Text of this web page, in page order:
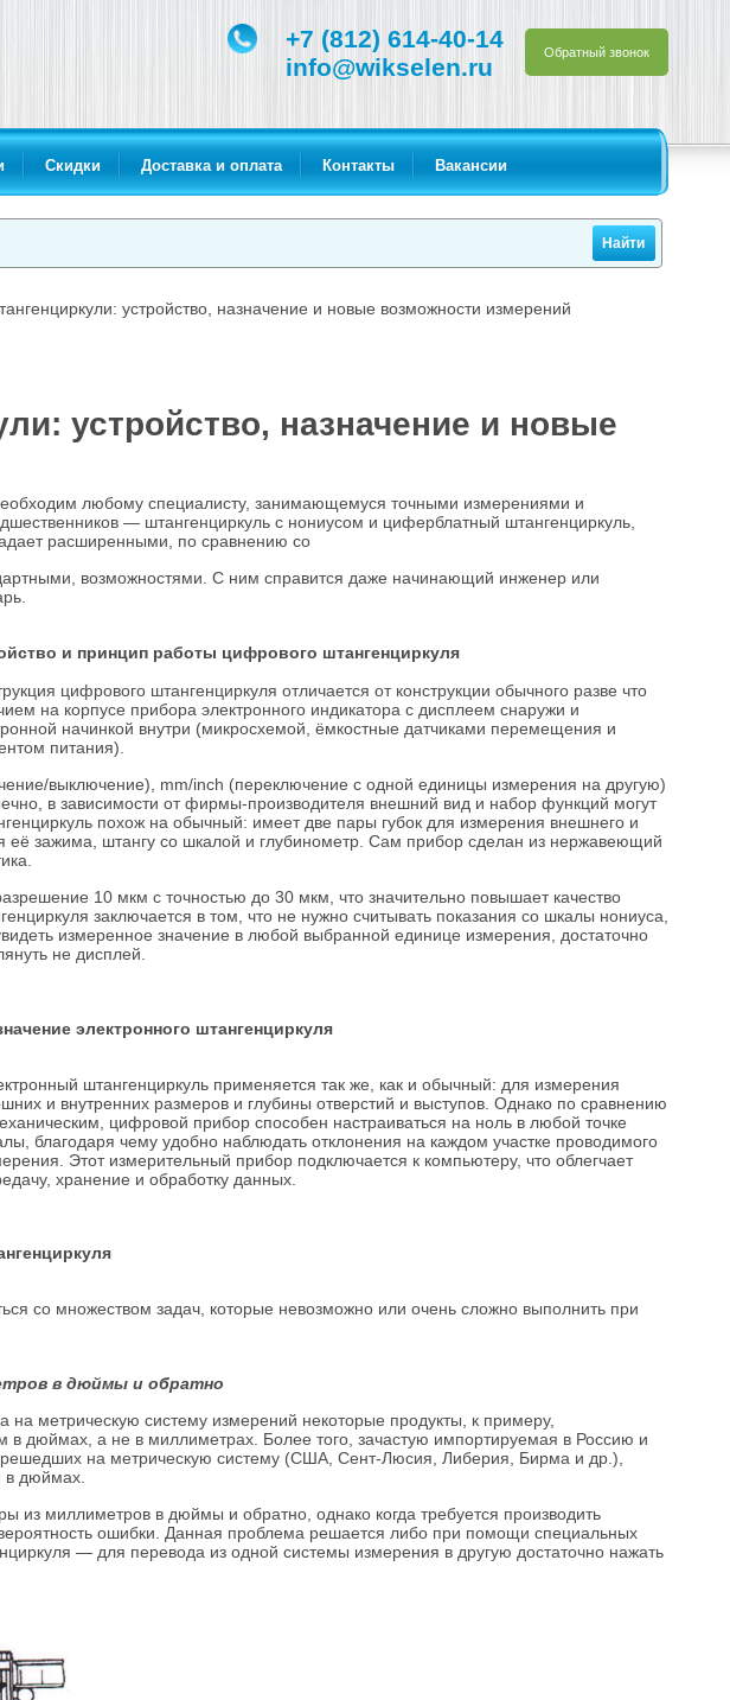
+7 (812) 614-40-14
info@wikselen.ru
Обратный звонок
Скидки Доставка и оплата Контакты Вакансии
устройство, назначение и новые возможности измерений
устройство, назначение и новые
любому специалисту, занимающемуся точными измерениями и
— штангенциркуль с нониусом и циферблатный штангенциркуль,
расширенными, по сравнению со
возможностями. С ним справится даже начинающий инженер или
и принцип работы цифрового штангенциркуля
цифрового штангенциркуля отличается от конструкции обычного разве что
на корпусе прибора электронного индикатора с дисплеем снаружи и
начинкой внутри (микросхемой, ёмкостные датчиками перемещения и
питания).
выключение), mm/inch (переключение с одной единицы измерения на другую)
в зависимости от фирмы-производителя внешний вид и набор функций могут
похож на обычный: имеет две пары губок для измерения внешнего и
её зажима, штангу со шкалой и глубинометр. Сам прибор сделан из нержавеющий
10 мкм с точностью до 30 мкм, что значительно повышает качество
заключается в том, что не нужно считывать показания со шкалы нониуса,
измеренное значение в любой выбранной единице измерения, достаточно
не дисплей.
электронного штангенциркуля
штангенциркуль применяется так же, как и обычный: для измерения
и внутренних размеров и глубины отверстий и выступов. Однако по сравнению
цифровой прибор способен настраиваться на ноль в любой точке
благодаря чему удобно наблюдать отклонения на каждом участке проводимого
Этот измерительный прибор подключается к компьютеру, что облегчает
хранение и обработку данных.
со множеством задач, которые невозможно или очень сложно выполнить при
в дюймы и обратно
на метрическую систему измерений некоторые продукты, к примеру,
в дюймах, а не в миллиметрах. Более того, зачастую импортируемая в Россию и
на метрическую систему (США, Сент-Люсия, Либерия, Бирма и др.),
в дюймах.
из миллиметров в дюймы и обратно, однако когда требуется производить
ошибки. Данная проблема решается либо при помощи специальных
— для перевода из одной системы измерения в другую достаточно нажать